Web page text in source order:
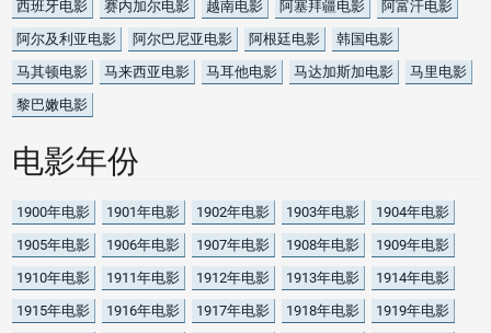
西班牙电影 赛内加尔电影 越南电影 阿塞拜疆电影
阿富汗电影
阿尔及利亚电影
阿尔巴尼亚电影 阿根廷电影
韩国电影
马其顿电影
马来西亚电影 马耳他电影 马达加斯加电影
马里电影
黎巴嫩电影
电影年份
1900年电影 1901年电影 1902年电影 1903年电影
1904年电影
1905年电影
1906年电影 1907年电影 1908年电影
1909年电影
1910年电影
1911年电影 1912年电影 1913年电影
1914年电影
1915年电影
1916年电影 1917年电影 1918年电影
1919年电影